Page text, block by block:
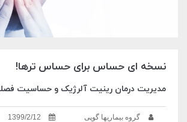
نسخه ای حساس برای حساس ترها!
مدیریت درمان رینیت آلرژیک و حساسیت
گروه بیماریها گوپی
1399/2/12